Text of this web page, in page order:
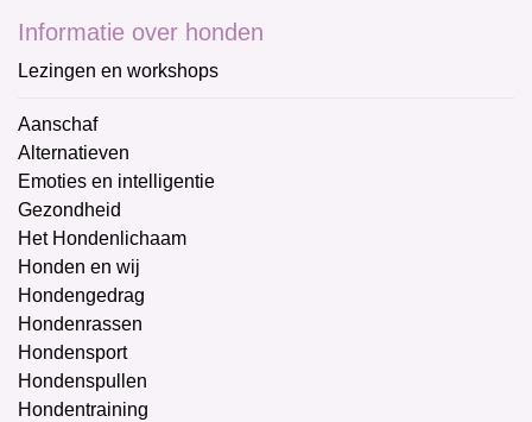
Informatie over honden
Lezingen en workshops
Aanschaf
Alternatieven
Emoties en intelligentie
Gezondheid
Het Hondenlichaam
Honden en wij
Hondengedrag
Hondenrassen
Hondensport
Hondenspullen
Hondentraining